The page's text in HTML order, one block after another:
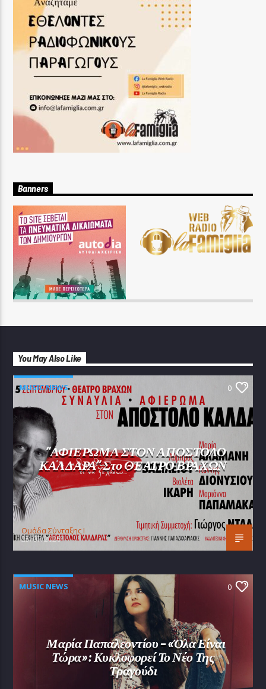
Banners
You May Also Like
MUSIC NEWS 0
“ΑΦΙΕΡΩΜΑ ΣΤΟΝ ΑΠΟΣΤΟΛΟ
ΚΑΛΔΑΡΑ” Στο ΘΕΑΤΡΟ ΒΡΑΧΩΝ
Oμάδα Σύνταξης Ι
25/07/2026
MUSIC NEWS 0
Μαρία Παπαλεοντίου – «Όλα Είναι
Τώρα»: Κυκλοφορεί Το Νέο Της
Τραγούδι